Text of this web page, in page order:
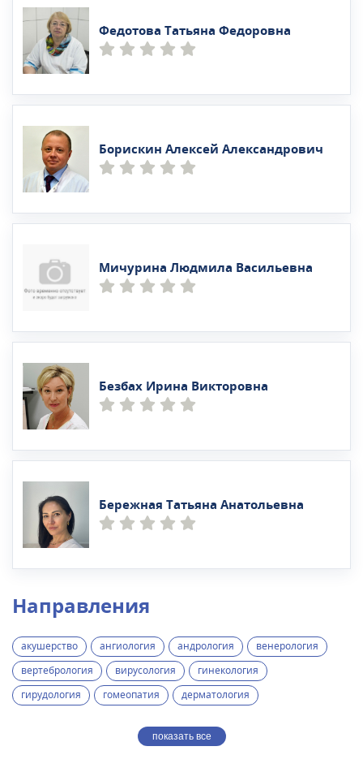
Федотова Татьяна Федоровна
Борискин Алексей Александрович
Мичурина Людмила Васильевна
Безбах Ирина Викторовна
Бережная Татьяна Анатольевна
Направления
акушерство ангиология андрология
венерология
вертебрология
вирусология
гинекология
гирудология
гомеопатия дерматология
показать все